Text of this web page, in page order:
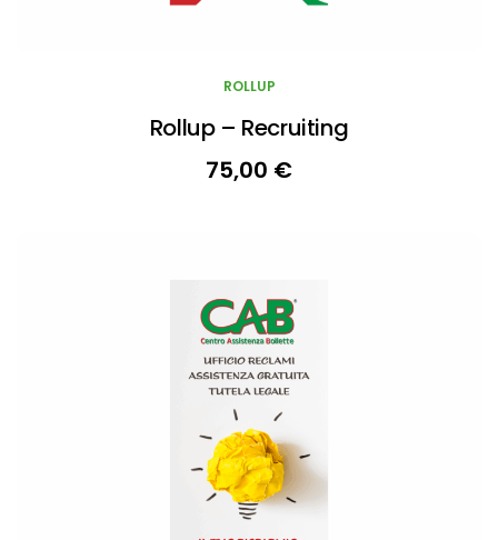
ROLLUP
Rollup – Recruiting
75,00 €